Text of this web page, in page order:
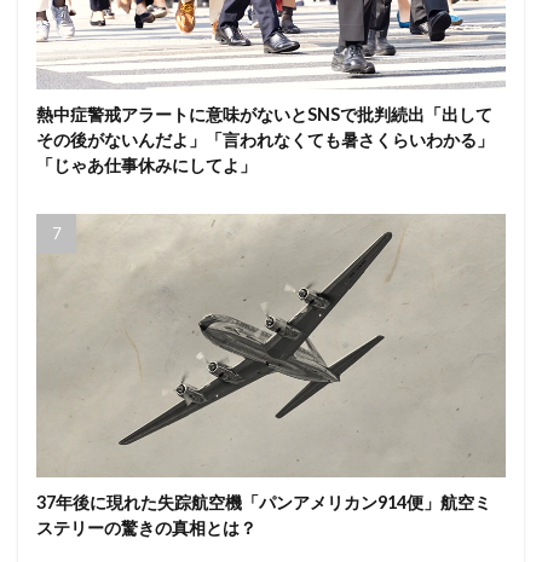
熱中症警戒アラートに意味がないとSNSで批判続出「出して
その後がないんだよ」「言われなくても暑さくらいわかる」
「じゃあ仕事休みにしてよ」
37年後に現れた失踪航空機「パンアメリカン914便」航空ミ
ステリーの驚きの真相とは？